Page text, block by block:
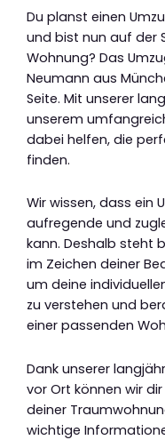
Du planst einen
und bist nun auf der
Wohnung? Das
Neumann aus
Seite. Mit unserer
unserem
dabei helfen, die
finden.
Wir wissen, dass ein
aufregende und
kann. Deshalb steht
im Zeichen deiner
um deine
zu verstehen und
einer passenden
Dank unserer
vor Ort können wir
deiner
wichtige